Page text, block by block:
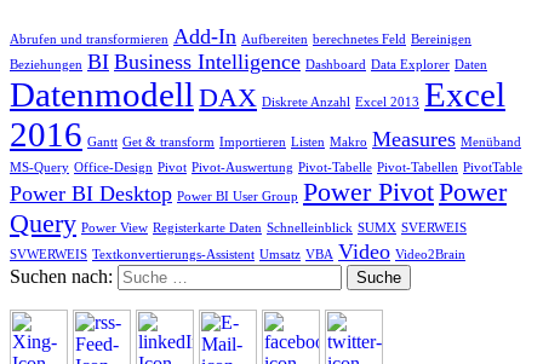
Abrufen und transformieren Add-In Aufbereiten berechnetes Feld Bereinigen
Beziehungen BI Business Intelligence Dashboard Data Explorer Daten
Datenmodell DAX Diskrete Anzahl Excel 2013 Excel
2016 Gantt Get & transform Importieren Listen Makro Measures Menüband
MS-Query Office-Design Pivot Pivot-Auswertung Pivot-Tabelle Pivot-Tabellen PivotTable
Power BI Desktop Power BI User Group Power PivotPower
Query Power View Registerkarte Daten Schnelleinblick SUMX SVERWEIS
SVWERWEIS Textkonvertierungs-Assistent Umsatz VBA Video Video2Brain
Suchen nach: